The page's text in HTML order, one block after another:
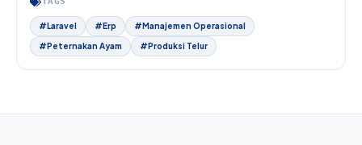
#Laravel #Erp #Manajemen Operasional
#Peternakan Ayam #Produksi Telur